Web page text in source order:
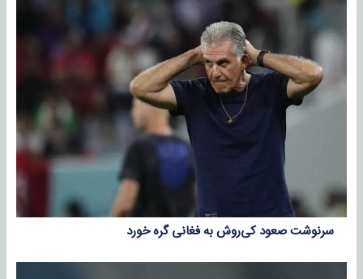
سرنوشت صعود کی‌روش به فغانی گره خورد